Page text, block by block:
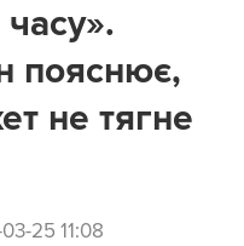
пояснює,
не тягне
25 11:08